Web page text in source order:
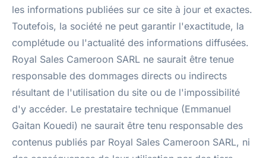
les informations publiées sur ce site à jour et exactes.
Toutefois, la société ne peut garantir l'exactitude, la
complétude ou l'actualité des informations diffusées.
Royal Sales Cameroon SARL ne saurait être tenue
responsable des dommages directs ou indirects
résultant de l'utilisation du site ou de l'impossibilité
d'y accéder. Le prestataire technique (Emmanuel
Gaitan Kouedi) ne saurait être tenu responsable des
contenus publiés par Royal Sales Cameroon SARL, ni